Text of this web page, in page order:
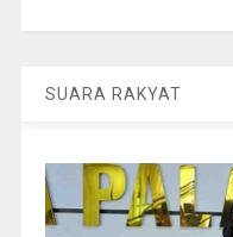
SUARA RAKYAT